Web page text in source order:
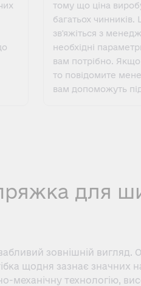
тому що ціна
багатьох чинників.
зв'яжіться з
необхідні
вам потрібно.
то повідомите
вам допоможуть
пряжка для
зовнішній
щодня зазнає значних
механічну технологію,